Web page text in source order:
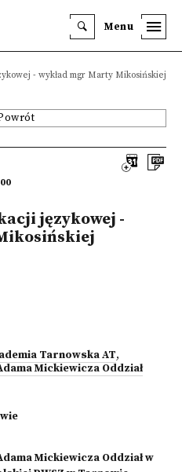
Menu
- wykład mgr Marty Mikosińskiej
językowej -
Tarnowska AT,
Mickiewicza Oddział
Mickiewicza Oddział w